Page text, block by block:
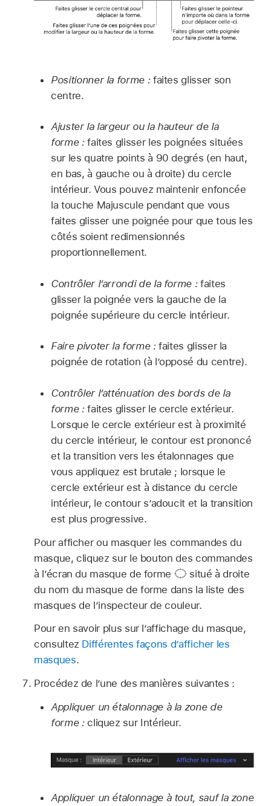
Positionner la forme :faites glisser son
centre.
Ajuster la largeur ou la hauteur de la
forme :faites glisser les poignées situées
sur les quatre points à 90 degrés (en haut,
en bas, à gauche ou à droite) du cercle
intérieur. Vous pouvez maintenir enfoncée
la touche Majuscule pendant que vous
faites glisser une poignée pour que tous les
côtés soient redimensionnés
proportionnellement.
Contrôler l’arrondi de la forme :faites
glisser la poignée vers la gauche de la
poignée supérieure du cercle intérieur.
Faire pivoter la forme :faites glisser la
poignée de rotation (à l’opposé du centre).
Contrôler l’atténuation des bords de la
forme :faites glisser le cercle extérieur.
Lorsque le cercle extérieur est à proximité
du cercle intérieur, le contour est prononcé
et la transition vers les étalonnages que
vous appliquez est brutale ; lorsque le
cercle extérieur est à distance du cercle
intérieur, le contour s’adoucit et la transition
est plus progressive.
Pour afficher ou masquer les commandes du
masque, cliquez sur le bouton des commandes
à l’écran du masque de forme
situé à droite
du nom du masque de forme dans la liste des
masques de l’inspecteur de couleur.
Pour en savoir plus sur l’affichage du masque,
consultez Différentes façons d’afficher les
masques.
Procédez de l’une des manières suivantes :
Appliquer un étalonnage à la zone de
forme :cliquez sur Intérieur.
Appliquer un étalonnage à tout, sauf la zone